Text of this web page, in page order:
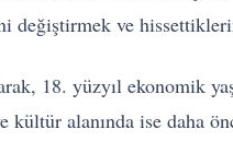
değiştirmek ve
18. yüzyıl ekonomik
alanında ise daha